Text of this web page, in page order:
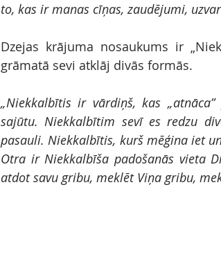
to, kas ir manas cīņas, zaudējumi,
Dzejas krājuma nosaukums ir
grāmatā sevi atklāj divās formās.
„Niekkalbītis ir vārdiņš, kas
sajūtu. Niekkalbītim sevī es redzu
pasauli. Niekkalbītis, kurš mēģina iet
Otra ir Niekkalbīša padošanās vieta
atdot savu gribu, meklēt Viņa gribu,